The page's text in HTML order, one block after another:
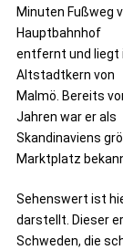
Minuten Fußweg
Hauptbahnhof
entfernt und liegt
Altstadtkern von
Malmö. Bereits
Jahren war er als
Skandinaviens
Marktplatz
Sehenswert ist
darstellt. Dieser
Schweden, die